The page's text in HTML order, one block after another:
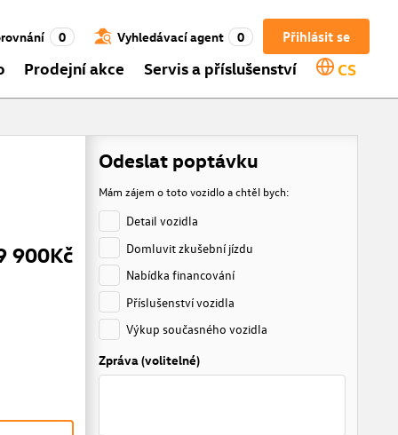
Přihlásit se
0 Vyhledávací agent 0
Prodejní akce Servis a příslušenství CS
900Kč
Odeslat poptávku
Mám zájem o toto vozidlo a chtěl bych:
Detail vozidla
Domluvit zkušební jízdu
Nabídka financování
Příslušenství vozidla
Výkup současného vozidla
Zpráva (volitelné)